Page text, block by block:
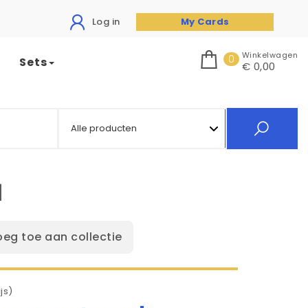
Log in My Cards
Sets 0 Winkelwagen
€ 0,00
toe aan collectie